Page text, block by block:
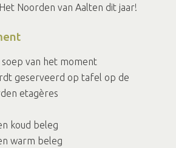
Noorden van Aalten dit jaar!
soep van het moment
geserveerd op tafel op de
etagères
koud beleg
warm beleg